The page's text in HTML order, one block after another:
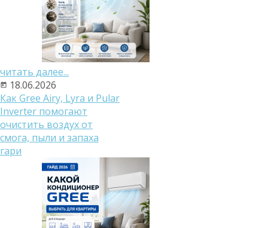
читать далее...
18.06.2026
Как Gree Airy, Lyra и Pular
Inverter помогают
очистить воздух от
смога, пыли и запаха
гари